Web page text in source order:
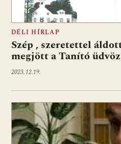
DÉLI HÍRLAP
Szép , szeretettel
megjött a Tanító
2023.12.19.